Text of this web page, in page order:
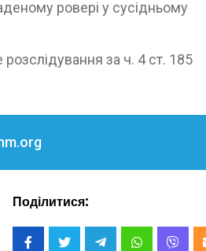
ровері у сусідньому
за ч. 4 ст. 185
Поділитися: